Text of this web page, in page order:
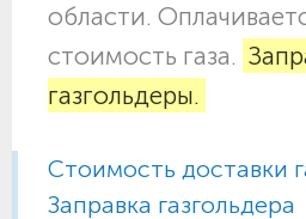
области.
стоимость газа.
газгольдеры.
Стоимость доставки
Заправка газгольдера